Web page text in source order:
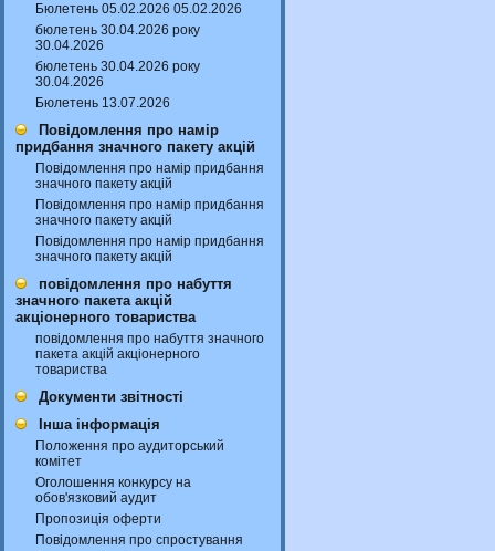
Бюлетень 05.02.2026 05.02.2026
бюлетень 30.04.2026 року
30.04.2026
бюлетень 30.04.2026 року
30.04.2026
Бюлетень 13.07.2026
Повідомлення про намір
придбання значного пакету акцій
Повідомлення про намір придбання
значного пакету акцій
Повідомлення про намір придбання
значного пакету акцій
Повідомлення про намір придбання
значного пакету акцій
повідомлення про набуття
значного пакета акцій
акціонерного товариства
повідомлення про набуття значного
пакета акцій акціонерного
товариства
Документи звітності
Інша інформація
Положення про аудиторський
комітет
Оголошення конкурсу на
обов'язковий аудит
Пропозиція оферти
Повідомлення про спростування